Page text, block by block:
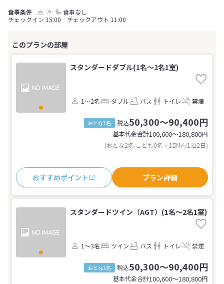
食事なし
チェックイン 15:00 チェックアウト 11:00
スタンダードダブル(1名～2名1室)
1～2名 ダブル バス トイレ 禁煙
おとな1名 税込50,300～90,400円
基本代金合計100,600〜180,800円
(おとな2名 こども0名・1部屋/1泊2日)
おすすめポイント プラン詳細
スタンダードツイン（AGT）(1名～2名1室)
1～3名 ツイン バス トイレ 禁煙
おとな1名 税込50,300～90,400円
基本代金合計100,600〜180,800円